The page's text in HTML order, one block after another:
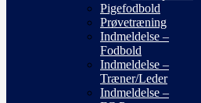
Pigefodbold
Prøvetræning
Indmeldelse –
Fodbold
Indmeldelse –
Træner/Leder
Indmeldelse –